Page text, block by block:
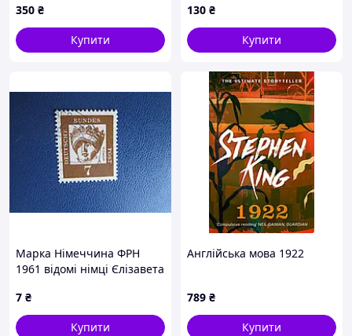
350 ₴
Купити
Українська хата
130 ₴
Купити
Марка Німеччина ФРН
1961 відомі німці Єлізавета
7 ₴
Купити
Англійська мова 1922
789 ₴
Купити